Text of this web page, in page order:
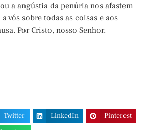
a angústia da penúria nos afastem
vós sobre todas as coisas e aos
Por Cristo, nosso Senhor.
Twitter LinkedIn
Pinterest